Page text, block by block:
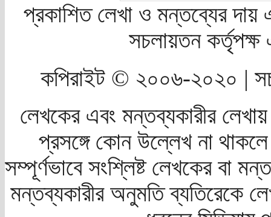
প্রকাশিত লেখা ও মন্তব্যের দায়
সচলায়তন
কপিরাইট © ২০০৬-২০২০ |
লেখকের এবং মন্তব্যকারীর
প্রসঙ্গে কোন উল্লেখ না
সম্পূর্ণভাবে সংশ্লিষ্ট লেখকের বা
মন্তব্যকারীর অনুমতি ব্যতিরেকে